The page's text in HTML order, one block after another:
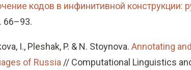
кодов в инфинитивной конструкции:
66–93.
I., Pleshak, P. & N. Stoynova. Annotating
of Russia // Computational Linguistics